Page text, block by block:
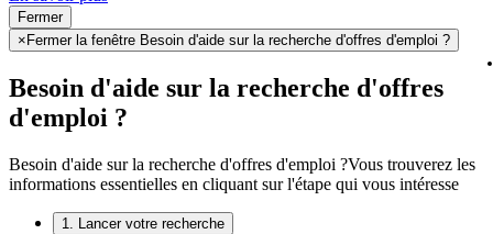
Fermer
× Fermer la fenêtre Besoin d'aide sur la recherche d'offres d'emploi ?
Besoin d'aide sur la recherche d'offres
d'emploi ?
Besoin d'aide sur la recherche d'offres d'emploi ?Vous trouverez les
informations essentielles en cliquant sur l'étape qui vous intéresse
1. Lancer votre recherche